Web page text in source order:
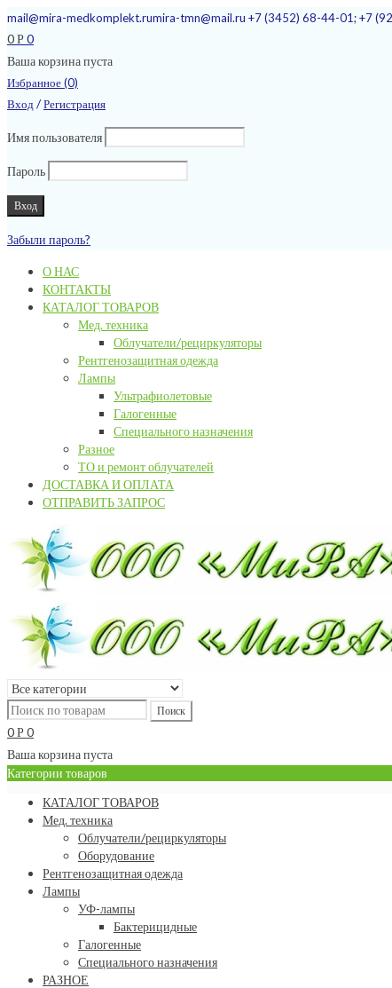
mail@mira-medkomplekt.rumira-tmn@mail.ru +7 (3452) 68-44-01; +7
0 Р 0
Ваша корзина пуста
Избранное (0)
Вход /Регистрация
Имя пользователя
Пароль
Забыли пароль?
О НАС
КОНТАКТЫ
КАТАЛОГ ТОВАРОВ
Мед. техника
Облучатели/рециркуляторы
Рентгенозащитная одежда
Лампы
Ультрафиолетовые
Галогенные
Специального назначения
Разное
ТО и ремонт облучателей
ДОСТАВКА И ОПЛАТА
ОТПРАВИТЬ ЗАПРОС
0 Р 0
Ваша корзина пуста
Категории товаров
КАТАЛОГ ТОВАРОВ
Мед. техника
Облучатели/рециркуляторы
Оборудование
Рентгенозащитная одежда
Лампы
УФ-лампы
Бактерицидные
Галогенные
Специального назначения
РАЗНОЕ